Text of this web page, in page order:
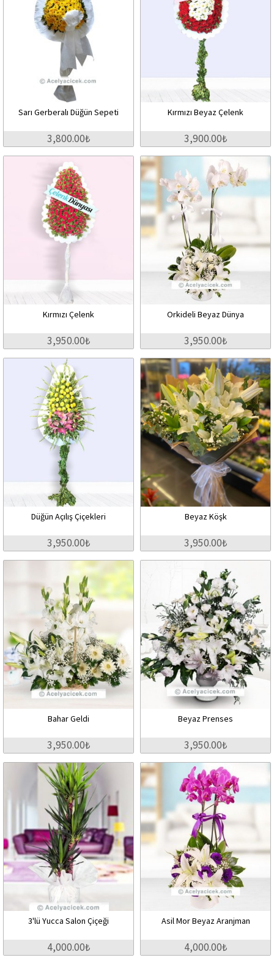
Sarı Gerberalı Düğün Sepeti
3,800.00₺
Kırmızı Beyaz Çelenk
3,900.00₺
Kırmızı Çelenk
3,950.00₺
Orkideli Beyaz Dünya
3,950.00₺
Düğün Açılış Çiçekleri
3,950.00₺
Beyaz Köşk
3,950.00₺
Bahar Geldi
3,950.00₺
Beyaz Prenses
3,950.00₺
3'lü Yucca Salon Çiçeği
4,000.00₺
Asil Mor Beyaz Aranjman
4,000.00₺